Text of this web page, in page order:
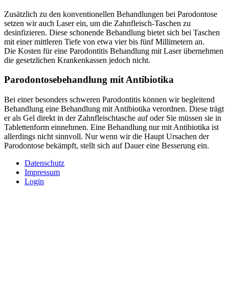
Zusätzlich zu den konventionellen Behandlungen bei Parodontose
setzen wir auch Laser ein, um die Zahnfleisch-Taschen zu
desinfizieren. Diese schonende Behandlung bietet sich bei Taschen
mit einer mittleren Tiefe von etwa vier bis fünf Millimetern an.
Die Kosten für eine Parodontitis Behandlung mit Laser übernehmen
die gesetzlichen Krankenkassen jedoch nicht.
Parodontosebehandlung mit Antibiotika
Bei einer besonders schweren Parodontitis können wir begleitend
Behandlung eine Behandlung mit Antibiotika verordnen. Diese trägt
er als Gel direkt in der Zahnfleischtasche auf oder Sie müssen sie in
Tablettenform einnehmen. Eine Behandlung nur mit Antibiotika ist
allerdings nicht sinnvoll. Nur wenn wir die Haupt Ursachen der
Parodontose bekämpft, stellt sich auf Dauer eine Besserung ein.
Datenschutz
Impressum
Login